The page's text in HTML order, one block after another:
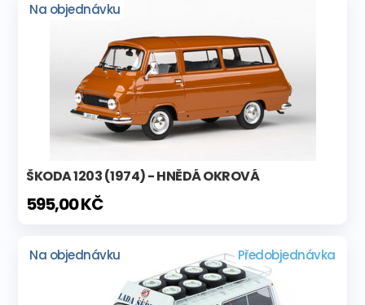
Na objednávku
ŠKODA 1203 (1974) - HNĚDÁ OKROVÁ
595,00 KČ
Na objednávku Předobjednávka